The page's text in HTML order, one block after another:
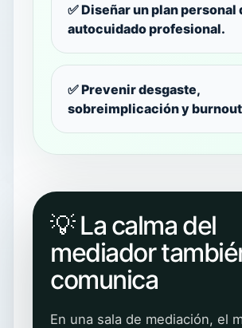
✅ Diseñar un plan personal
autocuidado profesional.
✅ Prevenir desgaste,
sobreimplicación y
💡 La calma del
mediador
comunica
En una sala de mediación, el